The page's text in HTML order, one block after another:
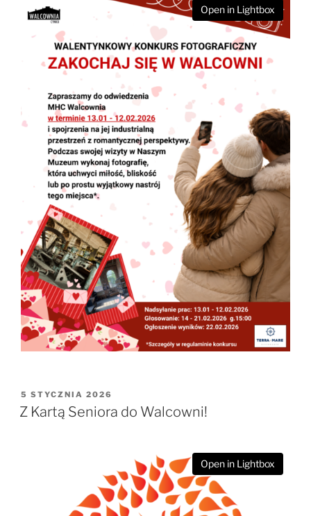
Open in Lightbox
OPUBLIKOWANE
W
5 STYCZNIA 2026
Z Kartą Seniora do Walcowni!
Open in Lightbox